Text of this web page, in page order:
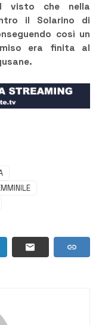
visto che nella
il Solarino di
così un
era finita al